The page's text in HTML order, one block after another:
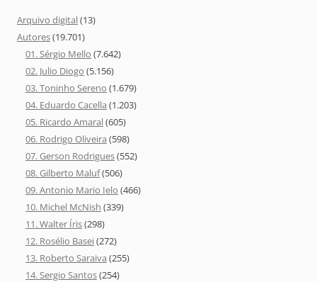
Arquivo digital(13)
Autores(19.701)
01. Sérgio Mello (7.642)
02. Julio Diogo (5.156)
03. Toninho Sereno (1.679)
04. Eduardo Cacella (1.203)
05. Ricardo Amaral(605)
06. Rodrigo Oliveira (598)
07. Gerson Rodrigues(552)
08. Gilberto Maluf(506)
09. Antonio Mario Ielo (466)
10. Michel McNish (339)
11. Walter Íris(298)
12. Rosélio Basei(272)
13. Roberto Saraiva (255)
14. Sergio Santos(254)